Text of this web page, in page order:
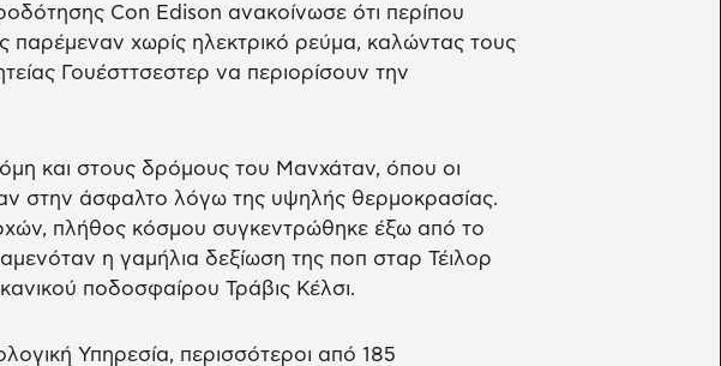
Con Edison ανακοίνωσε ότι περίπου
παρέμεναν χωρίς ηλεκτρικό ρεύμα, καλώντας τους
Γουέσττσεστερ να περιορίσουν την
και στους δρόμους του Μανχάταν, όπου οι
στην άσφαλτο λόγω της υψηλής θερμοκρασίας.
πλήθος κόσμου συγκεντρώθηκε έξω από το
η γαμήλια δεξίωση της ποπ σταρ Τέιλορ
ποδοσφαίρου Τράβις Κέλσι.
Υπηρεσία, περισσότεροι από 185